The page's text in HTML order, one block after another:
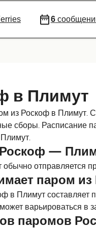
6
в Плимут
из Роскоф в Плимут.
сборы. Расписание
Роскоф —
отправляется
паром
в Плимут
варьироваться в
паромов